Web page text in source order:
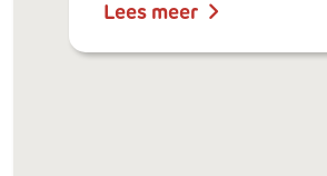
Lees meer